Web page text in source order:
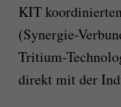
KIT
(Synergie-
Tritium-
direkt mit der